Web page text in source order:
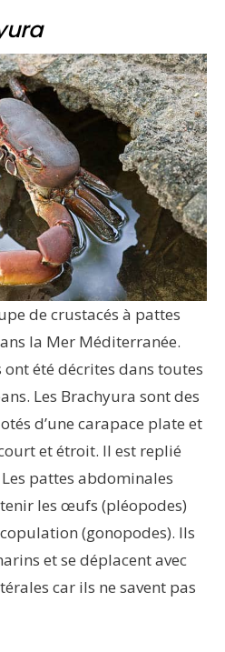
de crustacés à pattes
la Mer Méditerranée.
ont été décrites dans toutes
Les Brachyura sont des
d’une carapace plate et
et étroit. Il est replié
pattes abdominales
les œufs (pléopodes)
(gonopodes). Ils
et se déplacent avec
car ils ne savent pas